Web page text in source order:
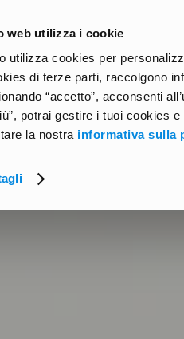
web utilizza i cookie
utilizza cookies per
di terze parti, raccolgono
“accetto”, acconsenti
potrai gestire i tuoi cookies
la nostra informativa sulla